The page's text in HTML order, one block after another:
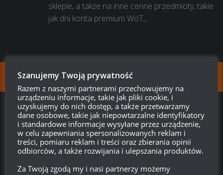
sklepie, a także na inne cenne przedmioty, takie
jak dni konta premium WoT,...
FOLLOW:
Twitch.tv - Zurugula
Szanujemy Twoją prywatność
Razem z naszymi partnerami przechowujemy na
urządzeniu informacje, takie jak pliki cookie, i
uzyskujemy do nich dostęp, a także przetwarzamy
dane osobowe, takie jak niepowtarzalne identyfikatory
i standardowe informacje wysyłane przez urządzenie,
w celu zapewniania spersonalizowanych reklam i
treści, pomiaru reklam i treści oraz zbierania opinii
odbiorców, a także rozwijania i ulepszania produktów.
Za Twoją zgodą my i nasi partnerzy możemy